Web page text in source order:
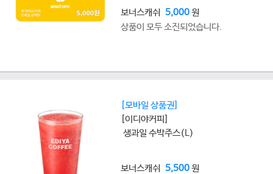
보너스캐쉬 5,000원
상품이 모두 소진되었습니다.
[모바일 상품권]
[이디야커피]
생과일 수박주스(L)
보너스캐쉬 5,500원